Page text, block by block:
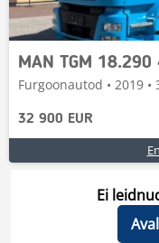
MAN TGM 18.290
Furgoonautod • 2019 •
32 900 EUR
Ei